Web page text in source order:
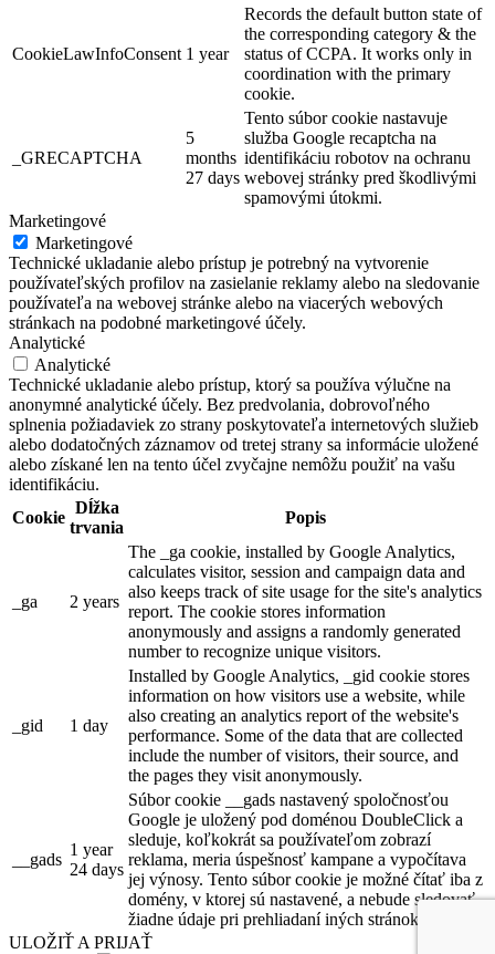
CookieLawInfoConsent 1 year
Records the default button state of
the corresponding category & the
status of CCPA. It works only in
coordination with the primary
cookie.
_GRECAPTCHA
5
months
27 days
Tento súbor cookie nastavuje
služba Google recaptcha na
identifikáciu robotov na ochranu
webovej stránky pred škodlivými
spamovými útokmi.
Marketingové
Marketingové
Technické ukladanie alebo prístup je potrebný na vytvorenie
používateľských profilov na zasielanie reklamy alebo na sledovanie
používateľa na webovej stránke alebo na viacerých webových
stránkach na podobné marketingové účely.
Analytické
Analytické
Technické ukladanie alebo prístup, ktorý sa používa výlučne na
anonymné analytické účely. Bez predvolania, dobrovoľného
splnenia požiadaviek zo strany poskytovateľa internetových služieb
alebo dodatočných záznamov od tretej strany sa informácie uložené
alebo získané len na tento účel zvyčajne nemôžu použiť na vašu
identifikáciu.
Cookie
Dĺžka
trvania
Popis
_ga 2 years
The _ga cookie, installed by Google Analytics,
calculates visitor, session and campaign data and
also keeps track of site usage for the site's analytics
report. The cookie stores information
anonymously and assigns a randomly generated
number to recognize unique visitors.
_gid 1 day
Installed by Google Analytics, _gid cookie stores
information on how visitors use a website, while
also creating an analytics report of the website's
performance. Some of the data that are collected
include the number of visitors, their source, and
the pages they visit anonymously.
__gads
1 year
24 days
Súbor cookie __gads nastavený spoločnosťou
Google je uložený pod doménou DoubleClick a
sleduje, koľkokrát sa používateľom zobrazí
reklama, meria úspešnosť kampane a vypočítava
jej výnosy. Tento súbor cookie je možné čítať iba z
domény, v ktorej sú nastavené, a nebude sledovať
žiadne údaje pri prehliadaní iných stránok.
ULOŽIŤ A PRIJAŤ